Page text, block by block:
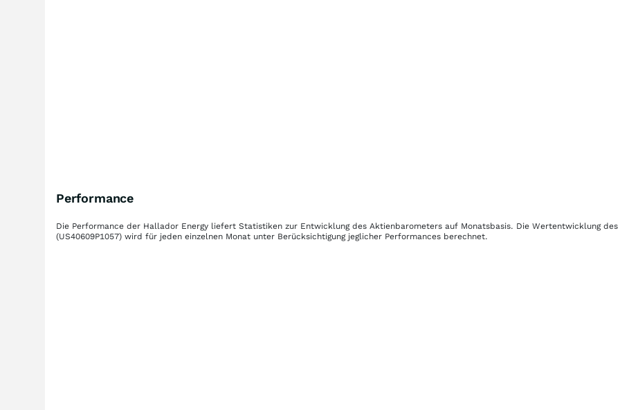
Performance
Die Performance der Hallador Energy liefert Statistiken zur Entwicklung des Aktienbarometers auf Monatsbasis. Die Wertentwicklung des
(US40609P1057) wird für jeden einzelnen Monat unter Berücksichtigung jeglicher Performances berechnet.